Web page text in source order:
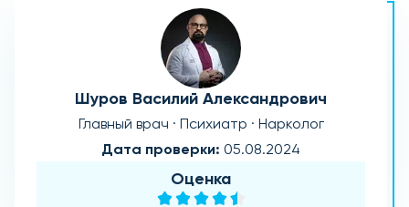
Шуров Василий Александрович
Главный врач · Психиатр · Нарколог
Дата проверки: 05.08.2024
Оценка